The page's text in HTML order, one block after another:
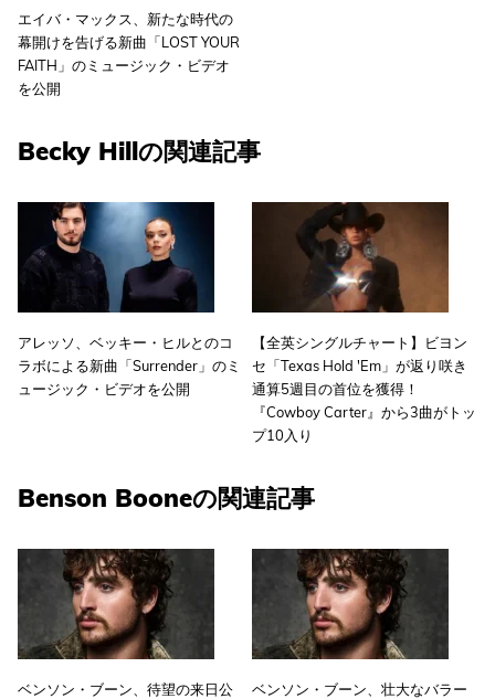
エイバ・マックス、新たな時代の
幕開けを告げる新曲「LOST YOUR
FAITH」のミュージック・ビデオ
を公開
Becky Hillの関連記事
アレッソ、ベッキー・ヒルとのコ
ラボによる新曲「Surrender」のミ
ュージック・ビデオを公開
【全英シングルチャート】ビヨン
セ「Texas Hold 'Em」が返り咲き
通算5週目の首位を獲得！
『Cowboy Carter』から3曲がトッ
プ10入り
Benson Booneの関連記事
ベンソン・ブーン、待望の来日公
ベンソン・ブーン、壮大なバラー